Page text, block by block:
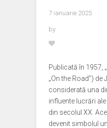
7 ianuarie 2025
by
Publicată în 1957,
„On the Road”)
considerată una
influente lucrări
din secolul XX.
devenit simbolul